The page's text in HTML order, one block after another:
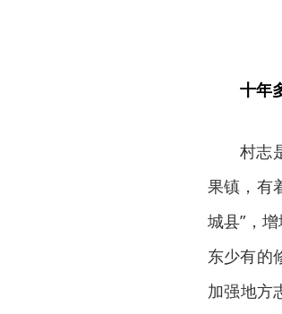
十年
村志
果镇，有
城县”，
东少有的
加强地方